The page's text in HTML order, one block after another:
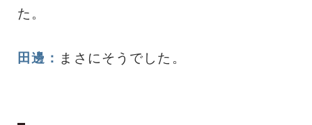
た。
田邊： まさにそうでした。